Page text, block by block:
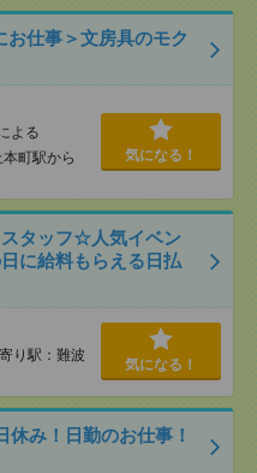
お仕事＞文房具のモク
よる
本町駅から
気になる！
タッフ☆人気イベン
に給料もらえる日払
り駅：難波
気になる！
み！日勤のお仕事！